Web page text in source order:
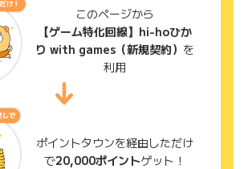
このページから
【ゲーム特化回線】hi-hoひか
り with games（新規契約） を
利用
ポイントタウンを経由しただけ
で20,000ポイントゲット！